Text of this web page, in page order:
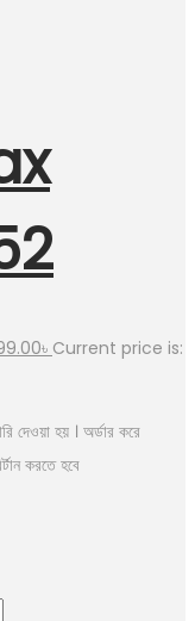
৳ Current price is:
দেওয়া হয় । অর্ডার করে
করতে হবে